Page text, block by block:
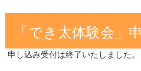
「でき太体験会」
申し込み受付は終了いたしました。